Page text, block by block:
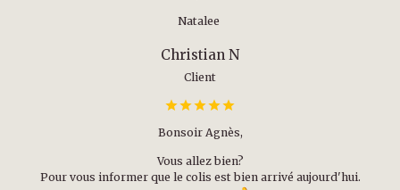
Natalee
Christian N
Client
Bonsoir Agnès,
Vous allez bien?
Pour vous informer que le colis est bien arrivé aujourd'hui.